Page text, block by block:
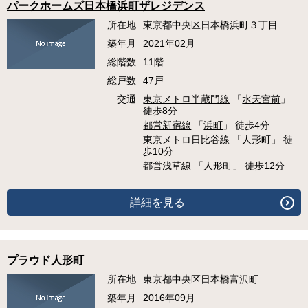
パークホームズ日本橋浜町ザレジデンス
所在地
東京都中央区日本橋浜町３丁目
築年月
2021年02月
総階数
11階
総戸数
47戸
交通
東京メトロ半蔵門線 「水天宮前 」
徒歩8分
都営新宿線 「浜町 」 徒歩4分
東京メトロ日比谷線 「 人形町 」 徒
歩10分
都営浅草線 「 人形町 」 徒歩12分
詳細を見る
プラウド人形町
所在地
東京都中央区日本橋富沢町
築年月
2016年09月